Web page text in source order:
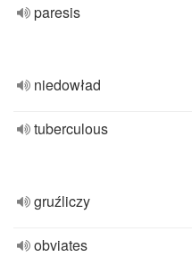
paresis
niedowład
tuberculous
gruźliczy
obviates